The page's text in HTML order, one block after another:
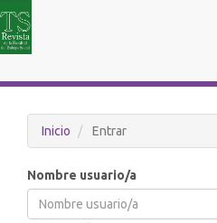
Barra
Inicio Entrar
Nombre usuario/a